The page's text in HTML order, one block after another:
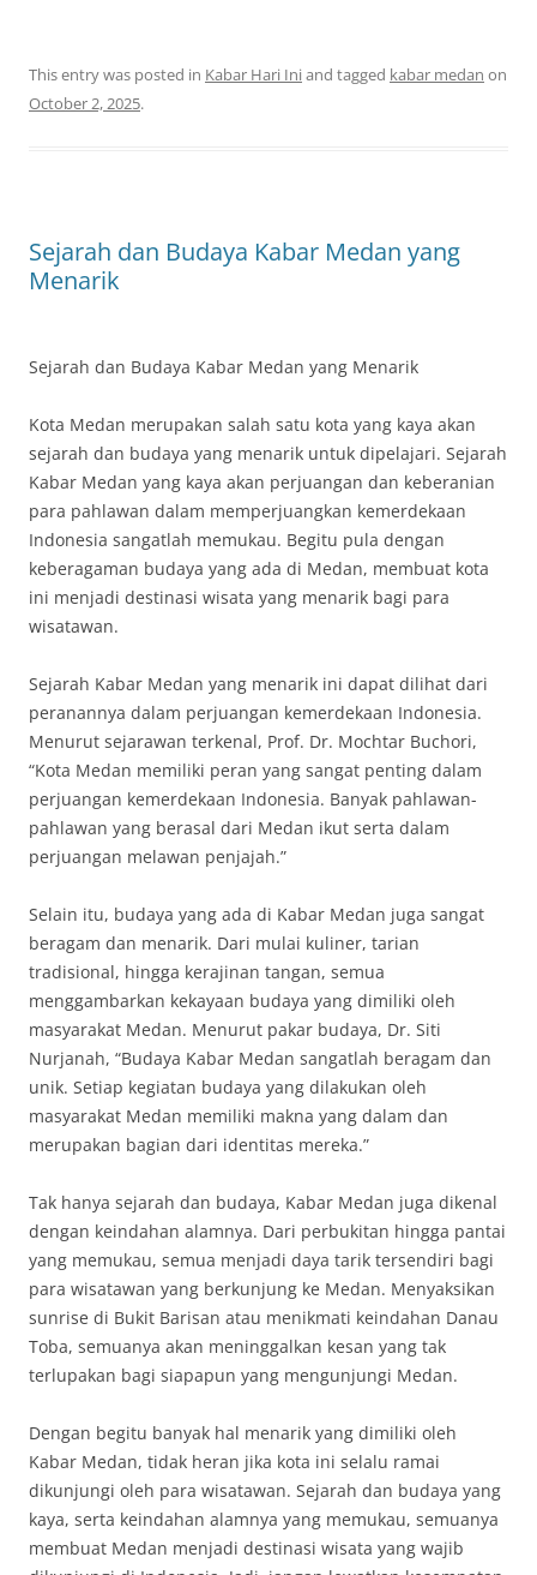
This entry was posted in Kabar Hari Iniand tagged kabar medan on
October 2, 2025.
Sejarah dan Budaya Kabar Medan yang
Menarik
Sejarah dan Budaya Kabar Medan yang Menarik
Kota Medan merupakan salah satu kota yang kaya akan
sejarah dan budaya yang menarik untuk dipelajari. Sejarah
Kabar Medan yang kaya akan perjuangan dan keberanian
para pahlawan dalam memperjuangkan kemerdekaan
Indonesia sangatlah memukau. Begitu pula dengan
keberagaman budaya yang ada di Medan, membuat kota
ini menjadi destinasi wisata yang menarik bagi para
wisatawan.
Sejarah Kabar Medan yang menarik ini dapat dilihat dari
peranannya dalam perjuangan kemerdekaan Indonesia.
Menurut sejarawan terkenal, Prof. Dr. Mochtar Buchori,
“Kota Medan memiliki peran yang sangat penting dalam
perjuangan kemerdekaan Indonesia. Banyak pahlawan-
pahlawan yang berasal dari Medan ikut serta dalam
perjuangan melawan penjajah.”
Selain itu, budaya yang ada di Kabar Medan juga sangat
beragam dan menarik. Dari mulai kuliner, tarian
tradisional, hingga kerajinan tangan, semua
menggambarkan kekayaan budaya yang dimiliki oleh
masyarakat Medan. Menurut pakar budaya, Dr. Siti
Nurjanah, “Budaya Kabar Medan sangatlah beragam dan
unik. Setiap kegiatan budaya yang dilakukan oleh
masyarakat Medan memiliki makna yang dalam dan
merupakan bagian dari identitas mereka.”
Tak hanya sejarah dan budaya, Kabar Medan juga dikenal
dengan keindahan alamnya. Dari perbukitan hingga pantai
yang memukau, semua menjadi daya tarik tersendiri bagi
para wisatawan yang berkunjung ke Medan. Menyaksikan
sunrise di Bukit Barisan atau menikmati keindahan Danau
Toba, semuanya akan meninggalkan kesan yang tak
terlupakan bagi siapapun yang mengunjungi Medan.
Dengan begitu banyak hal menarik yang dimiliki oleh
Kabar Medan, tidak heran jika kota ini selalu ramai
dikunjungi oleh para wisatawan. Sejarah dan budaya yang
kaya, serta keindahan alamnya yang memukau, semuanya
membuat Medan menjadi destinasi wisata yang wajib